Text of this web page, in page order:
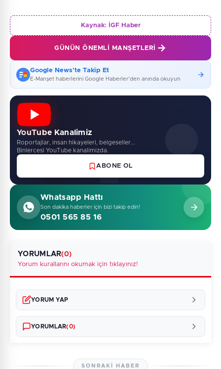
Kaynak: İGF Haber
GÜNÜN ÖNEMLI MANŞETLERI
Google News'te Takip Et
E-Manşet haberlerini Google Haberler'den anında okuyun
YouTube Kanalimiz
Roportajlar, insan hikayeleri, belgeseller...
Binlercesi YouTube kanalimizda.
ABONE OL
Whatsapp Hattı
Son dakika haberler için bizi takip edin!
0501 565 85 16
YORUMLAR(0)
Yorum kurallarını okumak için tıklayınız!
YORUM YAP
YORUMLAR(0)
SONRAKI HABER